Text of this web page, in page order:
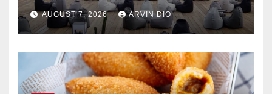
AUGUST 7, 2026 ARVIN DIO